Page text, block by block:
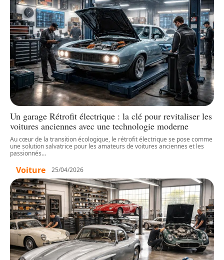
Un garage Rétrofit électrique : la clé pour revitaliser les
voitures anciennes avec une technologie moderne
Au cœur de la transition écologique, le rétrofit électrique se pose comme
une solution salvatrice pour les amateurs de voitures anciennes et les
passionnés…
Voiture 25/04/2026